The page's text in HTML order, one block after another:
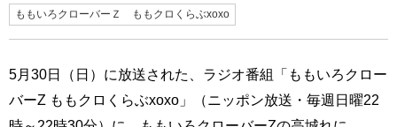
ももいろクローバーＺ ももクロくらぶxoxo
5月30日（日）に放送された、ラジオ番組「ももいろクロー
バーZ ももクロくらぶxoxo」（ニッポン放送・毎週日曜22